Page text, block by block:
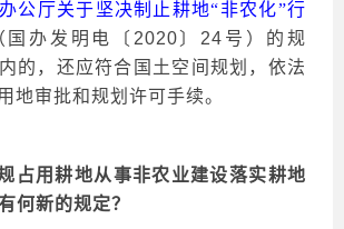
公厅关于坚决制止耕地“非农化”行
国办发明电〔 2020〕24号）的规
的，还应符合国土空间规划，依法
地审批和规划许可手续。
占用耕地从事非农业建设落实耕地
何新的规定？